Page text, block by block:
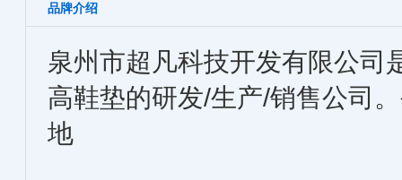
品牌介绍
泉州市超凡科技开发有限公司
高鞋垫的研发/生产/销售公司
地